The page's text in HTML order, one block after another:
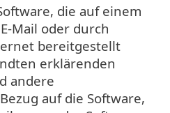
die auf einem
Mail oder durch
bereitgestellt
erklärenden
andere
auf die Software,